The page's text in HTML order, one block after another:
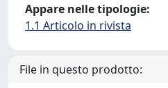
Appare nelle tipologie:
1.1 Articolo in rivista
File in questo prodotto: